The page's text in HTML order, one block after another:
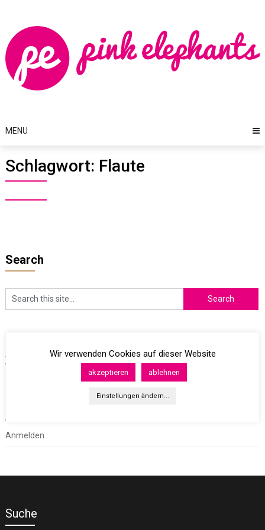
content
MENU
Schlagwort: Flaute
Search
Archives
Anmelden
Suche
Wir verwenden Cookies auf dieser Website
akzeptieren ablehnen
Einstellungen ändern...